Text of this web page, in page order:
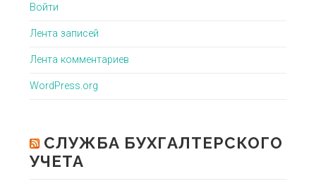
Войти
Лента записей
Лента комментариев
WordPress.org
СЛУЖБА БУХГАЛТЕРСКОГО
УЧЕТА